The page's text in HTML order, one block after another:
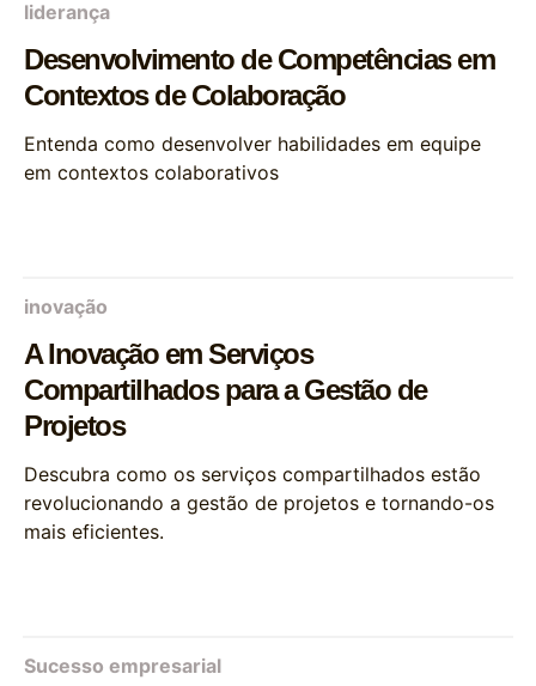
liderança
Desenvolvimento de Competências em
Contextos de Colaboração
Entenda como desenvolver habilidades em equipe
em contextos colaborativos
inovação
A Inovação em Serviços
Compartilhados para a Gestão de
Projetos
Descubra como os serviços compartilhados estão
revolucionando a gestão de projetos e tornando-os
mais eficientes.
Sucesso empresarial